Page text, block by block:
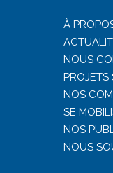
À
NOUS
PROJETS
NOS
SE
NOS
NOUS